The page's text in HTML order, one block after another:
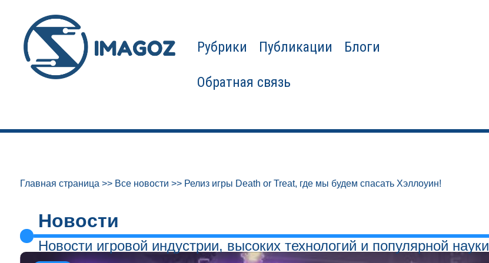
Рубрики Публикации Блоги
Обратная связь
Главная страница >> Все новости >> Релиз игры Death or Treat, где мы будем спасать Хэллоуин!
Новости
Новости игровой индустрии, высоких технологий и популярной науки